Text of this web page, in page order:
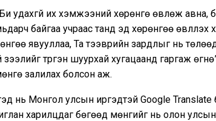
удахгүй их хэмжээний хөрөнгө өвлөж авна,
байгаа учраас танд эд хөрөнгөө өвлүүлэх
явууллаа, Та тээврийн зардлыг нь
зээлийг түргэн шуурхай хугацаанд гаргаж
залилах болсон аж.
нь Монгол улсын иргэдтэй Google
харилцдаг бөгөөд мөнгийг нь олон